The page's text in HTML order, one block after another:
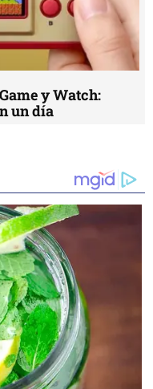
y Watch:
un día